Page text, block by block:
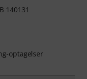
140131
optagelser